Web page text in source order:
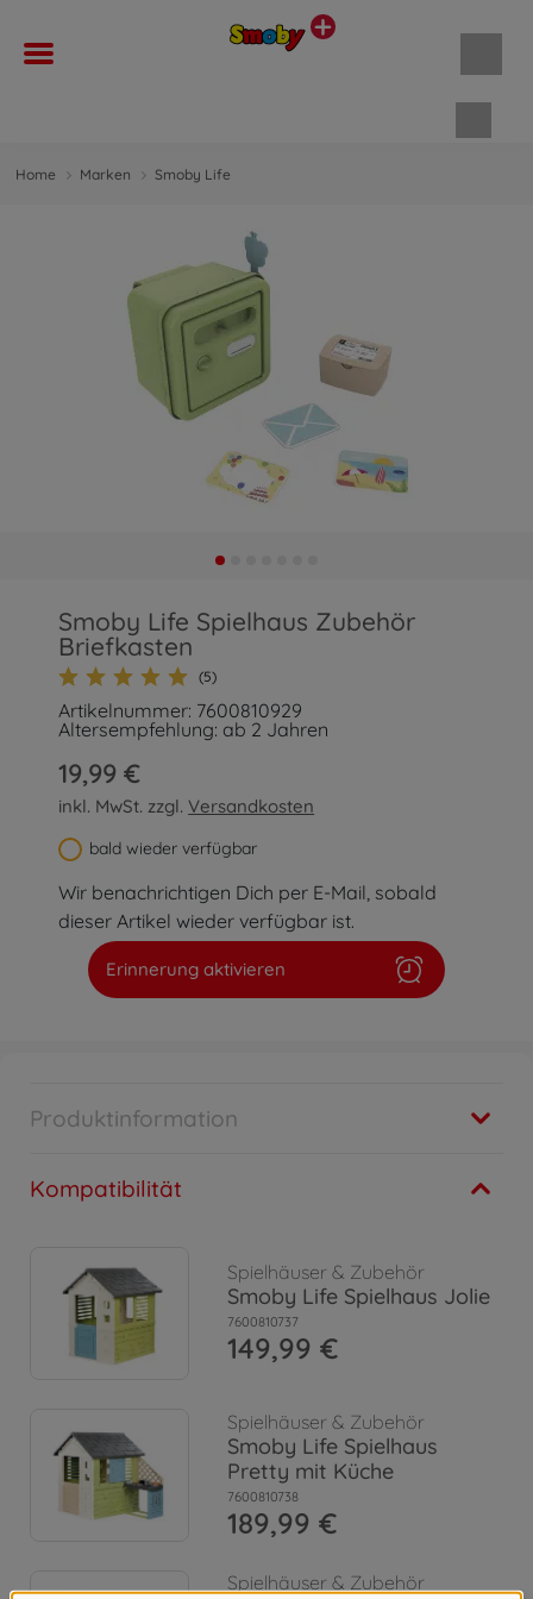
Home Marken Smoby Life
Smoby Life Spielhaus Zubehör
Briefkasten
(5)
Artikelnummer: 7600810929
Altersempfehlung: ab 2 Jahren
19,99 €
inkl. MwSt. zzgl.Versandkosten
bald wieder verfügbar
Wir benachrichtigen Dich per E-Mail, sobald
dieser Artikel wieder verfügbar ist.
Erinnerung aktivieren
Produktinformation
Kompatibilität
Spielhäuser & Zubehör
Smoby Life Spielhaus Jolie
7600810737
149,99 €
Spielhäuser & Zubehör
Smoby Life Spielhaus
Pretty mit Küche
7600810738
189,99 €
Spielhäuser & Zubehör